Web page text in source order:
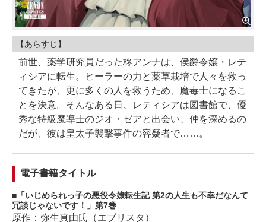
【あらすじ】
前世、薬学研究員だった柊アンナは、侯爵令嬢・レテ
ィシアに転生。ヒーラーの力と薬草栽培で人々を救っ
てきたが、更に多くの人を救うため、魔毒士になるこ
とを決意。そんなある日、レティシアは図書館で、優
秀な特級魔導士のジオ・ゼアと出会い、仲を深めるの
だが、彼は皇太子襲撃事件の容疑者で……。
電子書籍タイトル
「いじめられっ子の悪役令嬢転生記 第2の人生も不幸だなんて
冗談じゃないです！」第7巻
原作：弥生真由氏（エブリスタ）